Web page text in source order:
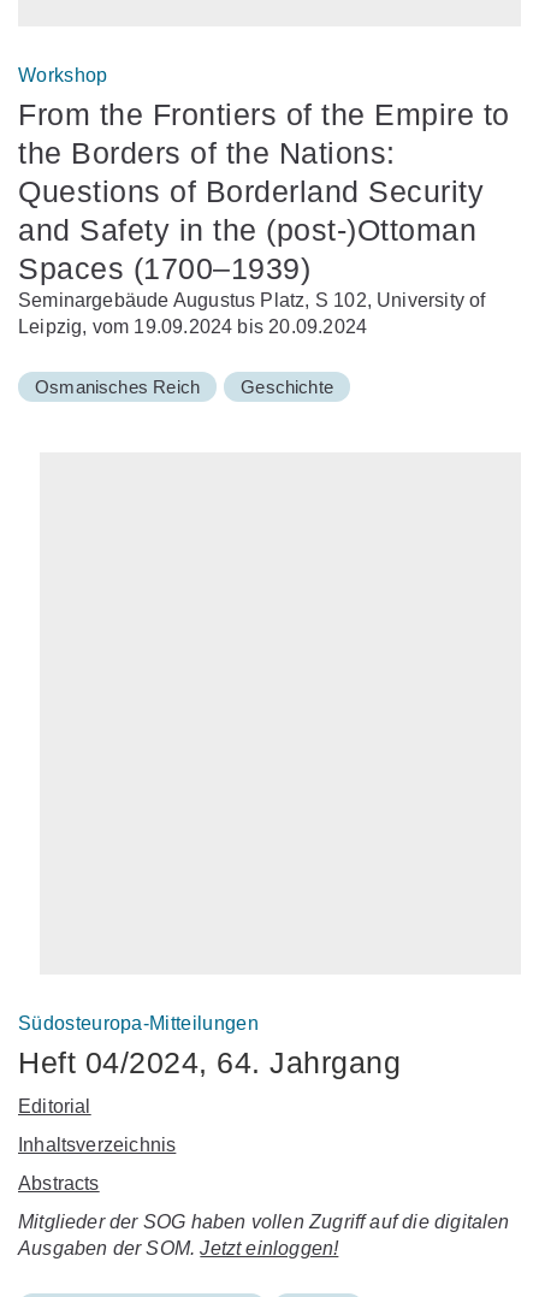
Workshop
From the Frontiers of the Empire to
the Borders of the Nations:
Questions of Borderland Security
and Safety in the (post-)Ottoman
Spaces (1700–1939)
Seminargebäude Augustus Platz, S 102, University of
Leipzig, vom 19.09.2024 bis 20.09.2024
Osmanisches Reich Geschichte
Südosteuropa-Mitteilungen
Heft 04/2024, 64. Jahrgang
Editorial
Inhaltsverzeichnis
Abstracts
Mitglieder der SOG haben vollen Zugriff auf die digitalen
Ausgaben der SOM.Jetzt einloggen!